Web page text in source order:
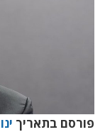
פורסם בתאריך